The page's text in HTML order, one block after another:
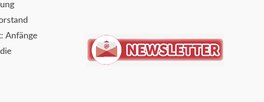
Anfänge